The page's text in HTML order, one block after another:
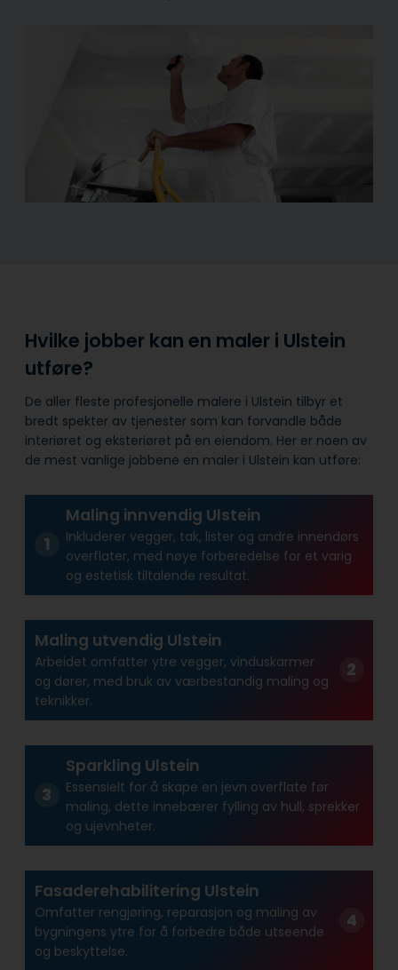
Hvilke jobber kan en maler i Ulstein
utføre?
De aller fleste profesjonelle malere i Ulstein tilbyr et
bredt spekter av tjenester som kan forvandle både
interiøret og eksteriøret på en eiendom. Her er noen av
de mest vanlige jobbene en maler i Ulstein kan utføre:
Maling innvendig Ulstein
Inkluderer vegger, tak, lister og andre innendørs
overflater, med nøye forberedelse for et varig
og estetisk tiltalende resultat.
Maling utvendig Ulstein
Arbeidet omfatter ytre vegger, vinduskarmer
og dører, med bruk av værbestandig maling og
teknikker.
Sparkling Ulstein
Essensielt for å skape en jevn overflate før
maling, dette innebærer fylling av hull, sprekker
og ujevnheter.
Fasaderehabilitering Ulstein
Omfatter rengjøring, reparasjon og maling av
bygningens ytre for å forbedre både utseende
og beskyttelse.